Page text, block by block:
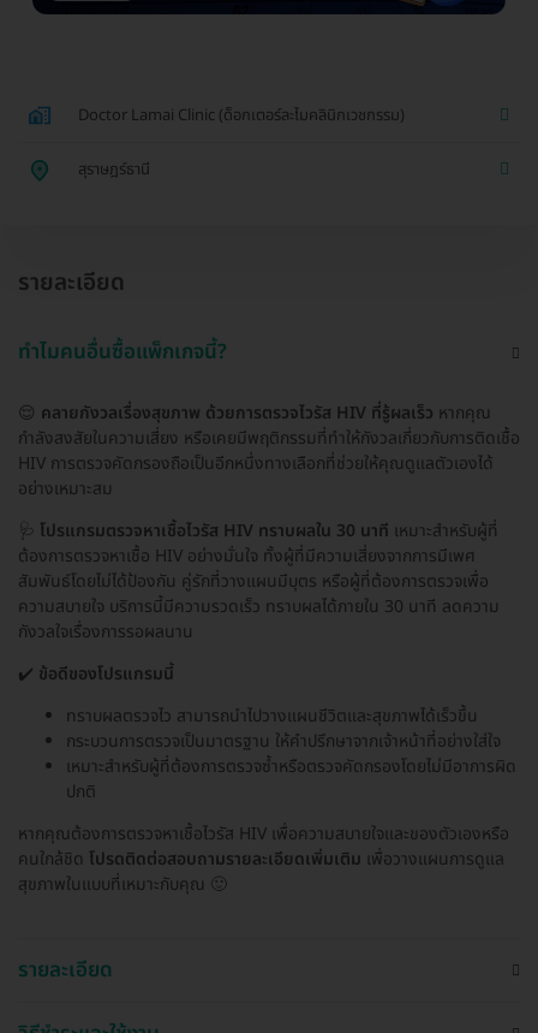
Doctor Lamai Clinic (ด็อกเตอร์ละไมคลินิกเวชกรรม)
สุราษฎร์ธานี
รายละเอียด
ทำไมคนอื่นซื้อแพ็กเกจนี้?
😌 คลายกังวลเรื่องสุขภาพ ด้วยการตรวจไวรัส HIV ที่รู้ผลเร็ว หากคุณ
กำลังสงสัยในความเสี่ยง หรือเคยมีพฤติกรรมที่ทำให้กังวลเกี่ยวกับการติดเชื้อ
HIV การตรวจคัดกรองถือเป็นอีกหนึ่งทางเลือกที่ช่วยให้คุณดูแลตัวเองได้
อย่างเหมาะสม
🩺 โปรแกรมตรวจหาเชื้อไวรัส HIV ทราบผลใน 30 นาที เหมาะสำหรับผู้ที่
ต้องการตรวจหาเชื้อ HIV อย่างมั่นใจ ทั้งผู้ที่มีความเสี่ยงจากการมีเพศ
สัมพันธ์โดยไม่ได้ป้องกัน คู่รักที่วางแผนมีบุตร หรือผู้ที่ต้องการตรวจเพื่อ
ความสบายใจ บริการนี้มีความรวดเร็ว ทราบผลได้ภายใน 30 นาที ลดความ
กังวลใจเรื่องการรอผลนาน
✔️ ข้อดีของโปรแกรมนี้
ทราบผลตรวจไว สามารถนำไปวางแผนชีวิตและสุขภาพได้เร็วขึ้น
กระบวนการตรวจเป็นมาตรฐาน ให้คำปรึกษาจากเจ้าหน้าที่อย่างใส่ใจ
เหมาะสำหรับผู้ที่ต้องการตรวจซ้ำหรือตรวจคัดกรองโดยไม่มีอาการผิด
ปกติ
หากคุณต้องการตรวจหาเชื้อไวรัส HIV เพื่อความสบายใจและของตัวเองหรือ
คนใกล้ชิด โปรดติดต่อสอบถามรายละเอียดเพิ่มเติม เพื่อวางแผนการดูแล
สุขภาพในแบบที่เหมาะกับคุณ 🙂
รายละเอียด